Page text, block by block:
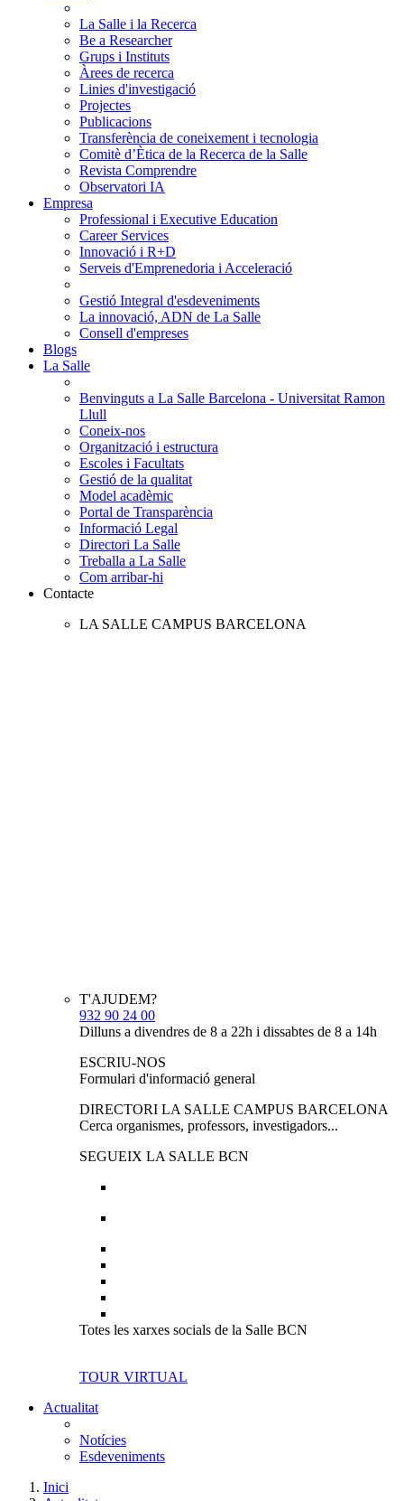
La Salle i la Recerca
Be a Researcher
Grups i Instituts
Àrees de recerca
Linies d'investigació
Projectes
Publicacions
Transferència de coneixement i tecnologia
Comitè d’Ètica de la Recerca de la Salle
Revista Comprendre
Observatori IA
Empresa
Professional i Executive Education
Career Services
Innovació i R+D
Serveis d'Emprenedoria i Acceleració
Gestió Integral d'esdeveniments
La innovació, ADN de La Salle
Consell d'empreses
Blogs
La Salle
Benvinguts a La Salle Barcelona - Universitat Ramon
Llull
Coneix-nos
Organització i estructura
Escoles i Facultats
Gestió de la qualitat
Model acadèmic
Portal de Transparència
Informació Legal
Directori La Salle
Treballa a La Salle
Com arribar-hi
Contacte
LA SALLE CAMPUS BARCELONA
T'AJUDEM?
932 90 24 00
Dilluns a divendres de 8 a 22h i dissabtes de 8 a 14h
ESCRIU-NOS
Formulari d'informació general
DIRECTORI LA SALLE CAMPUS BARCELONA
Cerca organismes, professors, investigadors...
SEGUEIX LA SALLE BCN
Totes les xarxes socials de la Salle BCN
TOUR VIRTUAL
Actualitat
Notícies
Esdeveniments
Inici